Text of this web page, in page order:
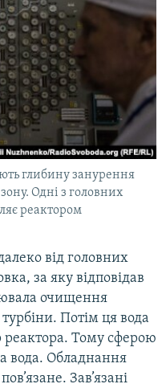
глибину занурення
Одні з головних
реактором
від головних
за яку відповідав
очищення
Потім ця вода
реактора. Тому сферою
вода. Обладнання
Зав’язані